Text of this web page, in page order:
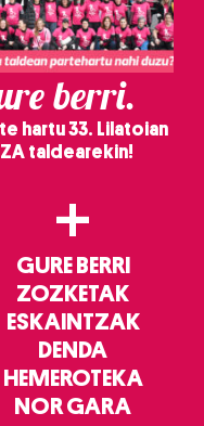
berri.
hartu 33. Lilatoian
taldearekin!
+
GURE BERRI
ZOZKETAK
ESKAINTZAK
DENDA
HEMEROTEKA
NOR GARA